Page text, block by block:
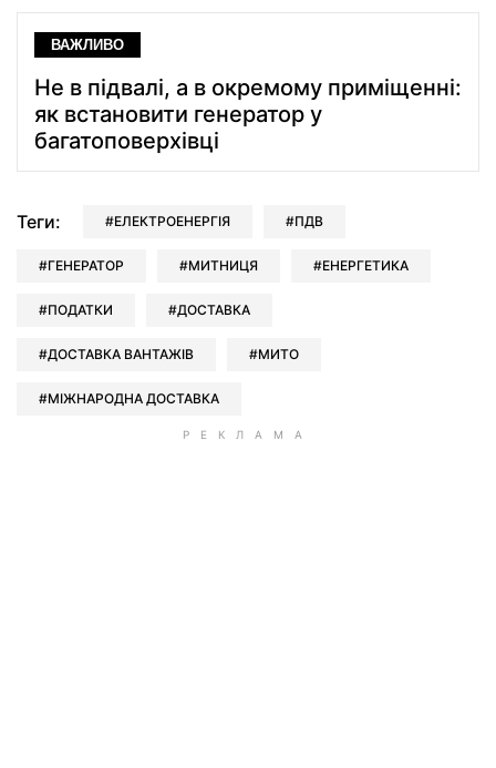
ВАЖЛИВО
Не в підвалі, а в окремому приміщенні:
як встановити генератор у
багатоповерхівці
Теги: ЕЛЕКТРОЕНЕРГІЯ ПДВ
ГЕНЕРАТОР МИТНИЦЯ ЕНЕРГЕТИКА
ПОДАТКИ ДОСТАВКА
ДОСТАВКА ВАНТАЖІВ МИТО
МІЖНАРОДНА ДОСТАВКА